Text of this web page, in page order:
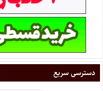
دسترسی سریع